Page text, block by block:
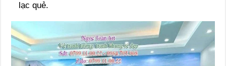
lạc quẻ.